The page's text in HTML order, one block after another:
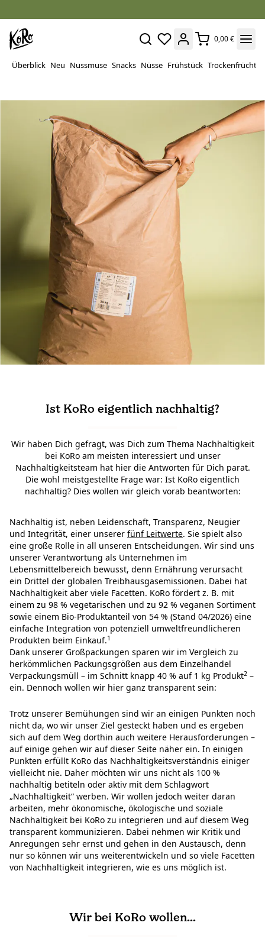
0,00 €
Überblick Neu Nussmuse Snacks Nüsse Frühstück Trockenfrüchte
Nachhaltigkeit bei KoRo
Ist KoRo eigentlich nachhaltig?
Wir haben Dich gefragt, was Dich zum Thema Nachhaltigkeit
bei KoRo am meisten interessiert und unser
Nachhaltigkeitsteam hat hier die Antworten für Dich parat.
Die wohl meistgestellte Frage war: Ist KoRo eigentlich
nachhaltig? Dies wollen wir gleich vorab beantworten:
Nachhaltig ist, neben Leidenschaft, Transparenz, Neugier
und Integrität, einer unserer fünf Leitwerte. Sie spielt also
eine große Rolle in all unseren Entscheidungen. Wir sind uns
unserer Verantwortung als Unternehmen im
Lebensmittelbereich bewusst, denn Ernährung verursacht
ein Drittel der globalen Treibhausgasemissionen. Dabei hat
Nachhaltigkeit aber viele Facetten. KoRo fördert z. B. mit
einem zu 98 % vegetarischen und zu 92 % veganen Sortiment
sowie einem Bio-Produktanteil von 54 % (Stand 04/2026) eine
einfache Integration von potenziell umweltfreundlicheren
Produkten beim Einkauf.1
Dank unserer Großpackungen sparen wir im Vergleich zu
herkömmlichen Packungsgrößen aus dem Einzelhandel
Verpackungsmüll – im Schnitt knapp 40 % auf 1 kg Produkt2 –
ein. Dennoch wollen wir hier ganz transparent sein:
Trotz unserer Bemühungen sind wir an einigen Punkten noch
nicht da, wo wir unser Ziel gesteckt haben und es ergeben
sich auf dem Weg dorthin auch weitere Herausforderungen –
auf einige gehen wir auf dieser Seite näher ein. In einigen
Punkten erfüllt KoRo das Nachhaltigkeitsverständnis einiger
vielleicht nie. Daher möchten wir uns nicht als 100 %
nachhaltig betiteln oder aktiv mit dem Schlagwort
„Nachhaltigkeit“ werben. Wir wollen jedoch weiter daran
arbeiten, mehr ökonomische, ökologische und soziale
Nachhaltigkeit bei KoRo zu integrieren und auf diesem Weg
transparent kommunizieren. Dabei nehmen wir Kritik und
Anregungen sehr ernst und gehen in den Austausch, denn
nur so können wir uns weiterentwickeln und so viele Facetten
von Nachhaltigkeit integrieren, wie es uns möglich ist.
Wir bei KoRo wollen...